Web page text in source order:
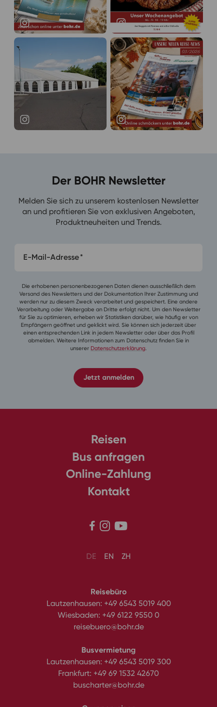
Der BOHR Newsletter
Melden Sie sich zu unserem kostenlosen Newsletter
an und profitieren Sie von exklusiven Angeboten,
Produktneuheiten und Trends.
E-Mail-Adresse
Die erhobenen personenbezogenen Daten dienen ausschließlich dem
Versand des Newsletters und der Dokumentation Ihrer Zustimmung und
werden nur zu diesem Zweck verarbeitet und gespeichert. Eine andere
Verarbeitung oder Weitergabe an Dritte erfolgt nicht. Um den Newsletter
für Sie zu optimieren, erheben wir Statistiken darüber, wie häufig er von
Empfängern geöffnet und geklickt wird. Sie können sich jederzeit über
einen entsprechenden Link in jedem Newsletter oder über das Profil
abmelden. Weitere Informationen zum Datenschutz finden Sie in
unserer Datenschutzerklärung.
Jetzt anmelden
Reisen
Bus anfragen
Online-Zahlung
Kontakt
  
DE EN ZH
Reisebüro
Lautzenhausen: +49 6543 5019 400
Wiesbaden: +49 6122 9550 0
reisebuero@bohr.de
Busvermietung
Lautzenhausen: +49 6543 5019 300
Frankfurt: +49 69 1532 42670
buscharter@bohr.de